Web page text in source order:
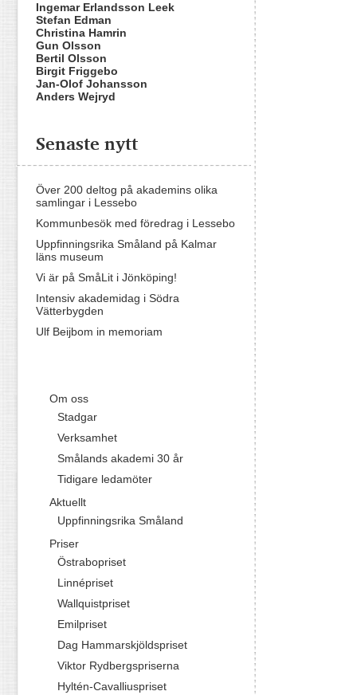
Ingemar Erlandsson Leek
Stefan Edman
Christina Hamrin
Gun Olsson
Bertil Olsson
Birgit Friggebo
Jan-Olof Johansson
Anders Wejryd
Senaste nytt
Över 200 deltog på akademins olika
samlingar i Lessebo
Kommunbesök med föredrag i Lessebo
Uppfinningsrika Småland på Kalmar
läns museum
Vi är på SmåLit i Jönköping!
Intensiv akademidag i Södra
Vätterbygden
Ulf Beijbom in memoriam
Om oss
Stadgar
Verksamhet
Smålands akademi 30 år
Tidigare ledamöter
Aktuellt
Uppfinningsrika Småland
Priser
Östrabopriset
Linnépriset
Wallquistpriset
Emilpriset
Dag Hammarskjöldspriset
Viktor Rydbergspriserna
Hyltén-Cavalliuspriset